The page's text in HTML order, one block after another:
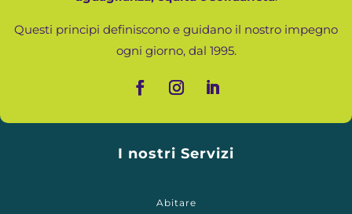
Questi principi definiscono e guidano il nostro impegno
ogni giorno, dal 1995.
I nostri Servizi
Abitare